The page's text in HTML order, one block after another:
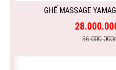
GHẾ MASSAGE